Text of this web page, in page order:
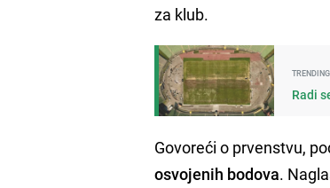
za klub.
TRENDING
Radi
Govoreći o prvenstvu,
osvojenih bodova.